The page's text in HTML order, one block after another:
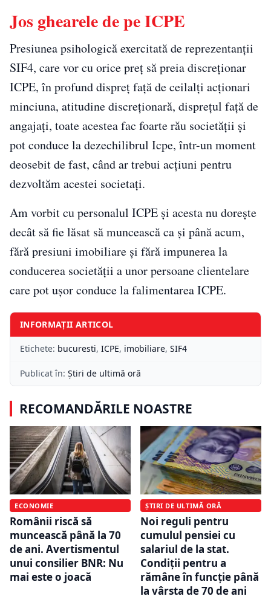
Jos ghearele de pe ICPE
Presiunea psihologică exercitată de reprezentanții
SIF4, care vor cu orice preț să preia discreționar
ICPE, în profund dispreț față de ceilalți acționari
minciuna, atitudine discreționară, disprețul față de
angajați, toate acestea fac foarte rău societății și
pot conduce la dezechilibrul Icpe, într-un moment
deosebit de fast, când ar trebui acțiuni pentru
dezvoltăm acestei societați.
Am vorbit cu personalul ICPE și acesta nu dorește
decât să fie lăsat să muncească ca și până acum,
fără presiuni imobiliare și fără impunerea la
conducerea societății a unor persoane clientelare
care pot ușor conduce la falimentarea ICPE.
INFORMAȚII ARTICOL
Etichete: bucuresti, ICPE, imobiliare, SIF4
Publicat în: Știri de ultimă oră
RECOMANDĂRILE NOASTRE
ECONOMIE
Românii riscă să
muncească până la 70
de ani. Avertismentul
unui consilier BNR: Nu
mai este o joacă
ȘTIRI DE ULTIMĂ ORĂ
Noi reguli pentru
cumulul pensiei cu
salariul de la stat.
Condiții pentru a
rămâne în funcție până
la vârsta de 70 de ani